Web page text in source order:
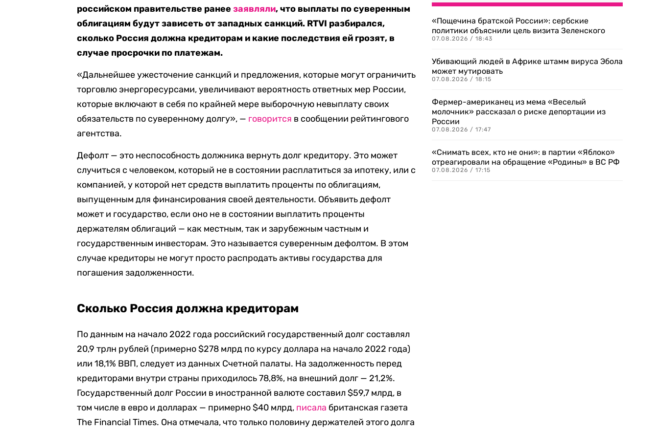
российском правительстве ранеезаявляли, что выплаты по суверенным
облигациям будут зависеть от западных санкций. RTVI разбирался,
сколько Россия должна кредиторам и какие последствия ей грозят, в
случае просрочки по платежам.
«Дальнейшее ужесточение санкций и предложения, которые могут ограничить
торговлю энергоресурсами, увеличивают вероятность ответных мер России,
которые включают в себя по крайней мере выборочную невыплату своих
обязательств по суверенному долгу», — говорится в сообщении рейтингового
агентства.
Дефолт — это неспособность должника вернуть долг кредитору. Это может
случиться с человеком, который не в состоянии расплатиться за ипотеку, или с
компанией, у которой нет средств выплатить проценты по облигациям,
выпущенным для финансирования своей деятельности. Объявить дефолт
может и государство, если оно не в состоянии выплатить проценты
держателям облигаций — как местным, так и зарубежным частным и
государственным инвесторам. Это называется суверенным дефолтом. В этом
случае кредиторы не могут просто распродать активы государства для
погашения задолженности.
Сколько Россия должна кредиторам
По данным на начало 2022 года российский государственный долг составлял
20,9 трлн рублей (примерно $278 млрд по курсу доллара на начало 2022 года)
или 18,1% ВВП, следует из данных Счетной палаты. На задолженность перед
кредиторами внутри страны приходилось 78,8%, на внешний долг — 21,2%.
Государственный долг России в иностранной валюте составил $59,7 млрд, в
том числе в евро и долларах — примерно $40 млрд, писала британская газета
The Financial Times. Она отмечала, что только половину держателей этого долга
«Пощечина братской России»: сербские
политики объяснили цель визита Зеленского
07.08.2026 / 18:43
Убивающий людей в Африке штамм вируса Эбола
может мутировать
07.08.2026 / 18:15
Фермер-американец из мема «Веселый
молочник» рассказал о риске депортации из
России
07.08.2026 / 17:47
«Снимать всех, кто не они»: в партии «Яблоко»
отреагировали на обращение «Родины» в ВС РФ
07.08.2026 / 17:15